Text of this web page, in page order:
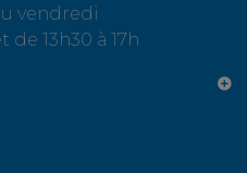
vendredi
de 13h30 à 17h